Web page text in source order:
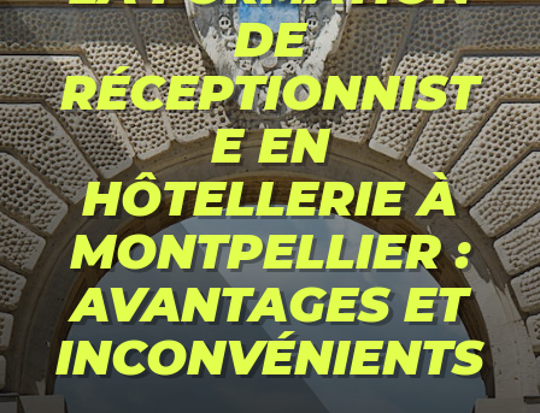
DE
RÉCEPTIONNIST
E EN
HÔTELLERIE À
MONTPELLIER :
AVANTAGES ET
INCONVÉNIENTS